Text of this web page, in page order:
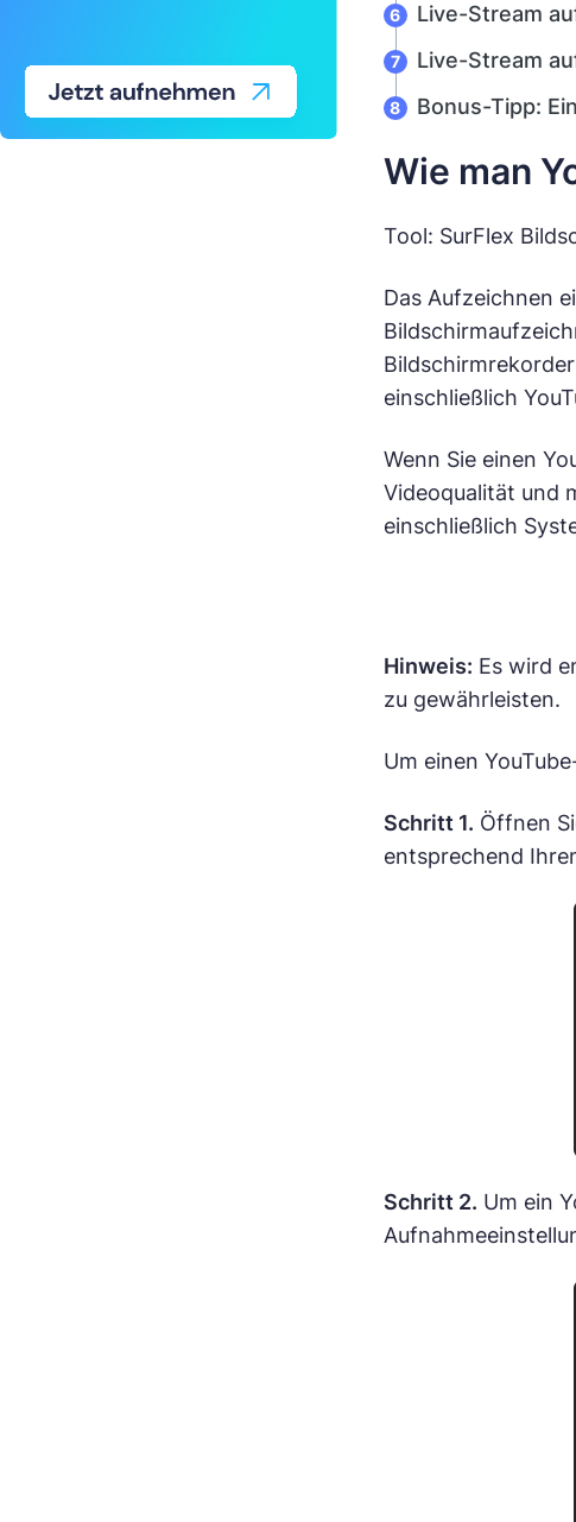
Live-Stream
Live-Stream
Bonus-Tipp:
Wie man
Tool: SurFlex
Das Aufzeichnen
einschließlich
Wenn Sie einen
Videoqualität und
einschließlich
Hinweis: Es wird
zu gewährleisten.
Um einen
Schritt 1. Öffnen
entsprechend
Schritt 2. Um ein